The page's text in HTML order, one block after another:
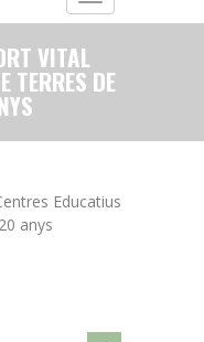
VITAL
TERRES DE
Educatius
anys